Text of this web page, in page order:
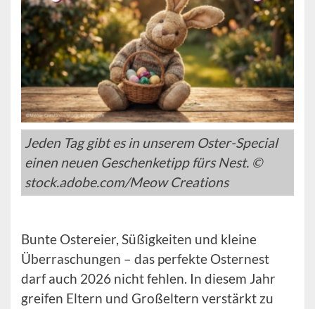
Jeden Tag gibt es in unserem Oster-Special
einen neuen Geschenketipp fürs Nest. ©
stock.adobe.com/Meow Creations
Bunte Ostereier, Süßigkeiten und kleine
Überraschungen – das perfekte Osternest
darf auch 2026 nicht fehlen. In diesem Jahr
greifen Eltern und Großeltern verstärkt zu